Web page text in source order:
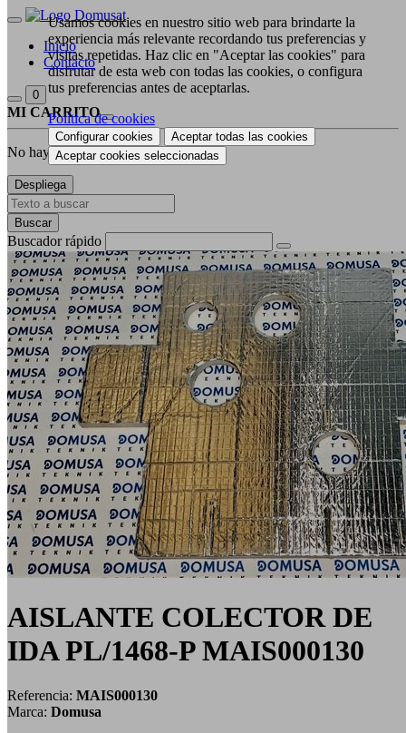
Usamos cookies en nuestro sitio web para brindarte la
experiencia más relevante recordando tus preferencias y
visitas repetidas. Haz clic en "Aceptar las cookies" para
disfrutar de esta web con todas las cookies, o configura
tus preferencias antes de aceptarlas.
Política de cookies
Configurar cookies
Aceptar todas las cookies
Aceptar cookies seleccionadas
Inicio
Contacto
0
MI CARRITO
No hay productos en la cesta
Despliega
Buscar
Buscador rápido
AISLANTE COLECTOR DE
IDA PL/1468-P MAIS000130
Referencia: MAIS000130
Marca: Domusa